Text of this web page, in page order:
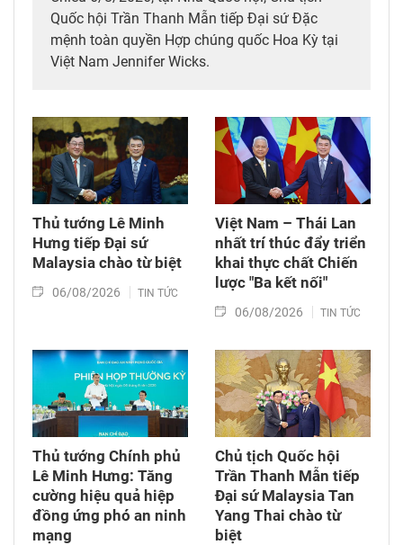
Quốc hội Trần Thanh Mẫn tiếp Đại sứ Đặc
mệnh toàn quyền Hợp chúng quốc Hoa Kỳ tại
Việt Nam Jennifer Wicks.
Thủ tướng Lê Minh
Hưng tiếp Đại sứ
Malaysia chào từ biệt
06/08/2026 TIN TỨC
Việt Nam – Thái Lan
nhất trí thúc đẩy triển
khai thực chất Chiến
lược "Ba kết nối"
06/08/2026 TIN TỨC
Thủ tướng Chính phủ
Lê Minh Hưng: Tăng
cường hiệu quả hiệp
đồng ứng phó an ninh
mạng
Chủ tịch Quốc hội
Trần Thanh Mẫn tiếp
Đại sứ Malaysia Tan
Yang Thai chào từ
biệt